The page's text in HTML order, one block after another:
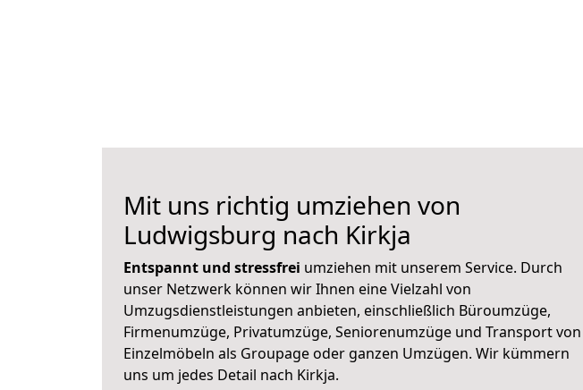
Mit uns richtig umziehen von
Ludwigsburg nach Kirkja
Entspannt und stressfrei umziehen mit unserem Service. Durch
unser Netzwerk können wir Ihnen eine Vielzahl von
Umzugsdienstleistungen anbieten, einschließlich Büroumzüge,
Firmenumzüge, Privatumzüge, Seniorenumzüge und Transport von
Einzelmöbeln als Groupage oder ganzen Umzügen. Wir kümmern
uns um jedes Detail nach Kirkja.